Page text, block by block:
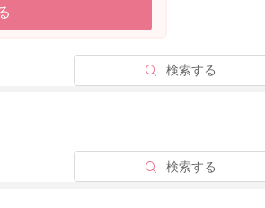
検索する
検索する